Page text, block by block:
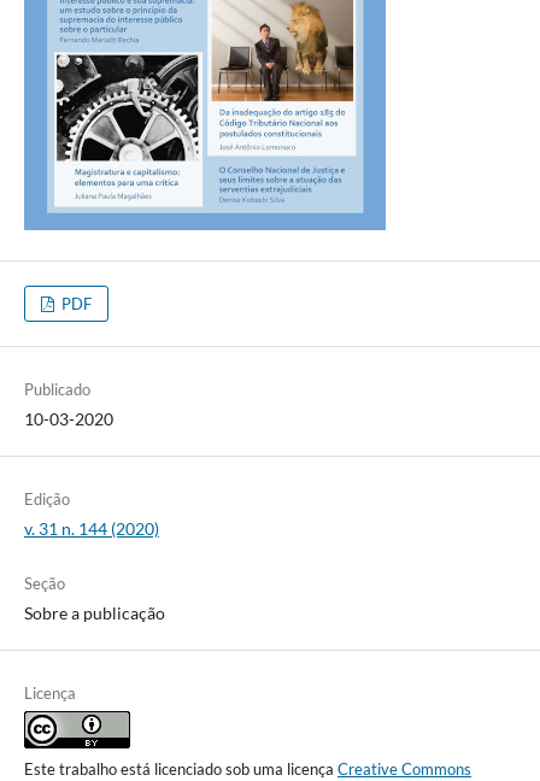
PDF
Publicado
10-03-2020
Edição
v. 31 n. 144 (2020)
Seção
Sobre a publicação
Licença
Este trabalho está licenciado sob uma licença Creative Commons